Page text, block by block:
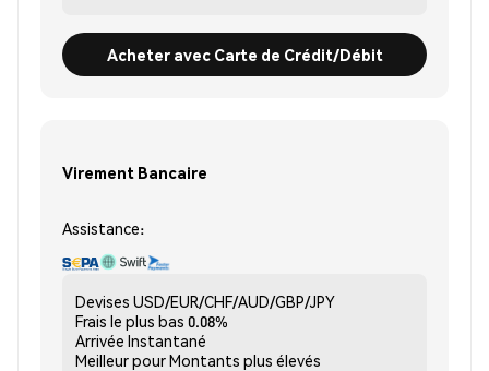
Acheter avec Carte de Crédit/Débit
Virement Bancaire
Assistance:
Devises USD/EUR/CHF/AUD/GBP/JPY
Frais le plus bas 0.08%
Arrivée Instantané
Meilleur pourMontants plus élevés